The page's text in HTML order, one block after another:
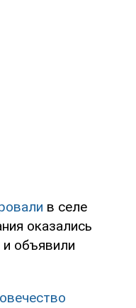
в селе
оказались
объявили